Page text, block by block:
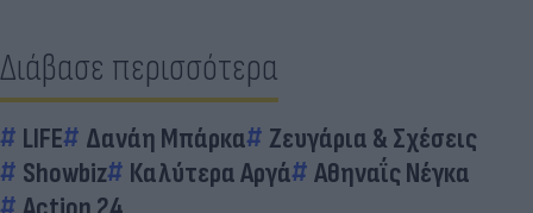
Διάβασε περισσότερα
LIFE Δανάη Μπάρκα
Ζευγάρια & Σχέσεις
Showbiz
Καλύτερα Αργά
Αθηναΐς Νέγκα